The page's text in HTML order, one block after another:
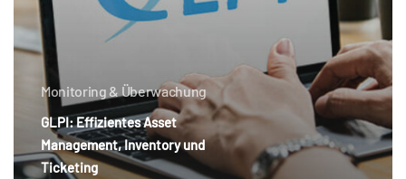
Monitoring & Überwachung
GLPI: Effizientes Asset
Management, Inventory und
Ticketing